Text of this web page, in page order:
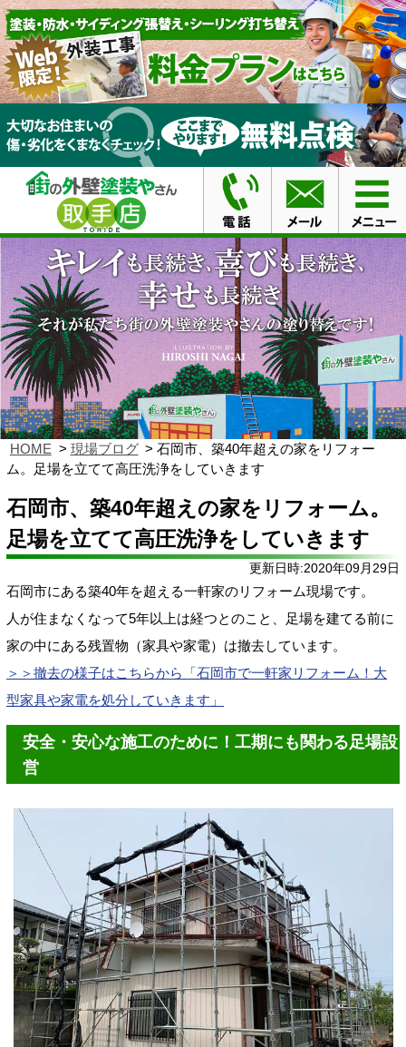
HOME 現場ブログ
石岡市、築40年超えの家をリフォー
ム。足場を立てて高圧洗浄をしていきます
石岡市、築40年超えの家をリフォーム。
足場を立てて高圧洗浄をしていきます
更新日時:2020年09月29日
石岡市にある築40年を超える一軒家のリフォーム現場です。
人が住まなくなって5年以上は経つとのこと、足場を建てる前に
家の中にある残置物（家具や家電）は撤去しています。
＞＞撤去の様子はこちらから「石岡市で一軒家リフォーム！大
型家具や家電を処分していきます」
安全・安心な施工のために！工期にも関わる足場設
営